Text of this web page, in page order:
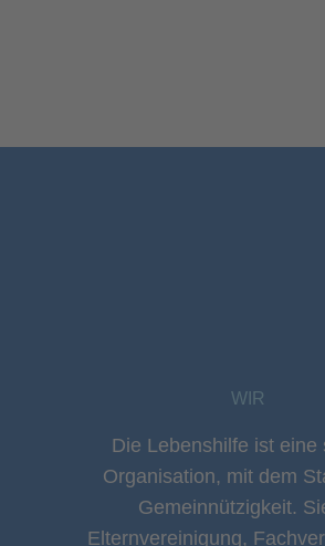
WIR
Die Lebenshilfe ist eine
Organisation, mit dem
Gemeinnützigkeit.
Elternvereinigung,